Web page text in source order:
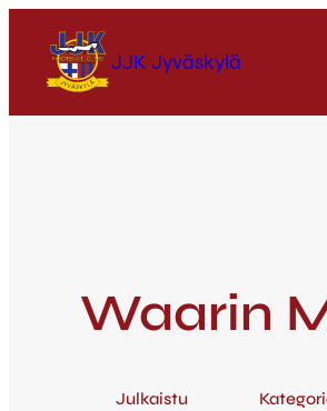
JJK Jyväskylä
Waarin
Julkaistu